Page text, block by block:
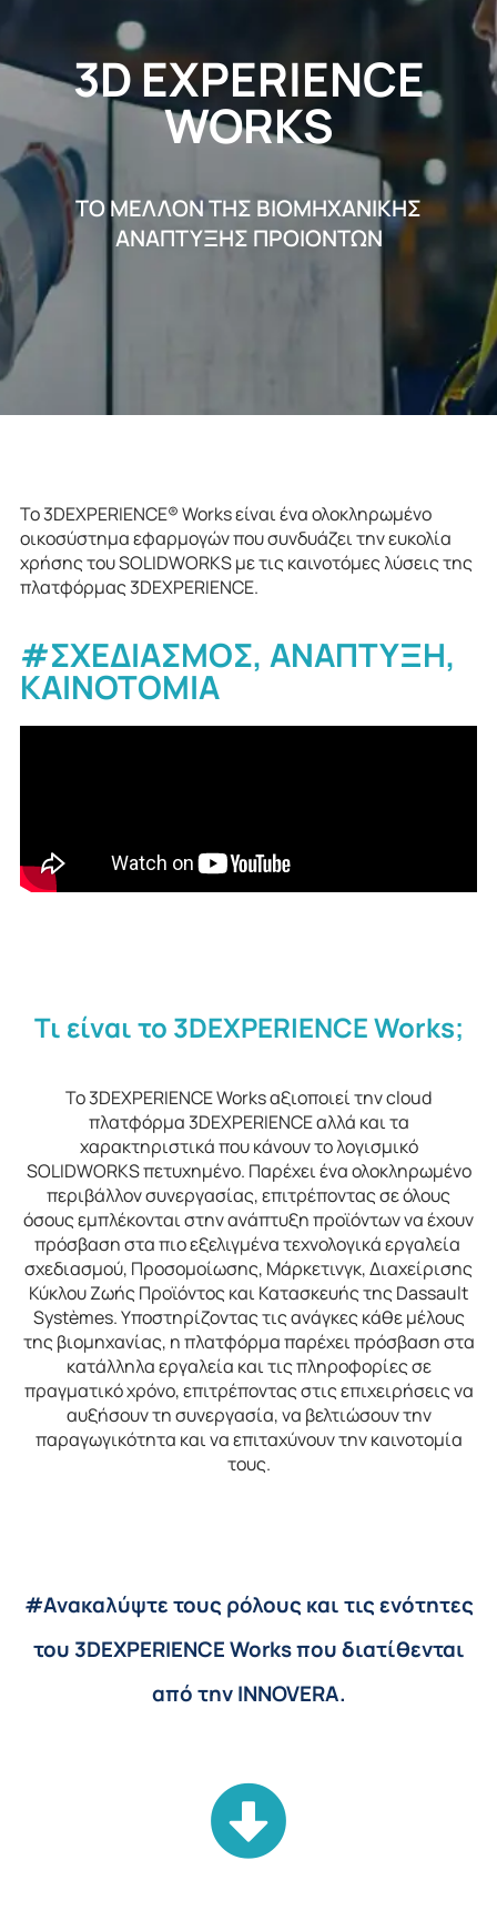
3D EXPERIENCE
WORKS
ΤΟ ΜΕΛΛΟΝ ΤΗΣ ΒΙΟΜΗΧΑΝΙΚΗΣ
ΑΝΑΠΤΥΞΗΣ ΠΡΟΙΟΝΤΩN
Το 3DEXPERIENCE® Works είναι ένα ολοκληρωμένο
οικοσύστημα εφαρμογών που συνδυάζει την ευκολία
χρήσης του SOLIDWORKS με τις καινοτόμες λύσεις της
πλατφόρμας 3DEXPERIENCE.
#ΣΧΕΔΙΑΣΜΟΣ, ΑΝΑΠΤΥΞΗ,
ΚΑΙΝΟΤΟΜΙΑ
Τι είναι το 3DEXPERIENCE Works;
Το 3DEXPERIENCE Works αξιοποιεί την cloud
πλατφόρμα 3DEXPERIENCE αλλά και τα
χαρακτηριστικά που κάνουν το λογισμικό
SOLIDWORKS πετυχημένο. Παρέχει ένα ολοκληρωμένο
περιβάλλον συνεργασίας, επιτρέποντας σε όλους
όσους εμπλέκονται στην ανάπτυξη προϊόντων να έχουν
πρόσβαση στα πιο εξελιγμένα τεχνολογικά εργαλεία
σχεδιασμού, Προσομοίωσης, Μάρκετινγκ, Διαχείρισης
Κύκλου Ζωής Προϊόντος και Κατασκευής της Dassault
Systèmes. Υποστηρίζοντας τις ανάγκες κάθε μέλους
της βιομηχανίας, η πλατφόρμα παρέχει πρόσβαση στα
κατάλληλα εργαλεία και τις πληροφορίες σε
πραγματικό χρόνο, επιτρέποντας στις επιχειρήσεις να
αυξήσουν τη συνεργασία, να βελτιώσουν την
παραγωγικότητα και να επιταχύνουν την καινοτομία
τους.
#Ανακαλύψτε τους ρόλους και τις ενότητες
του 3DEXPERIENCE Works που διατίθενται
από την INNOVERA.